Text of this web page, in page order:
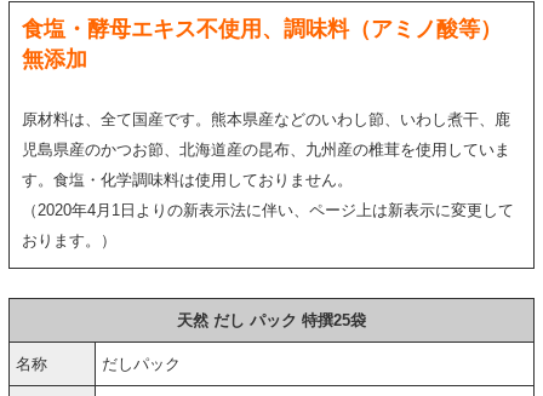
食塩・酵母エキス不使用、調味料（アミノ酸等）
無添加
原材料は、全て国産です。熊本県産などのいわし節、いわし煮干、鹿
児島県産のかつお節、北海道産の昆布、九州産の椎茸を使用していま
す。食塩・化学調味料は使用しておりません。
（2020年4月1日よりの新表示法に伴い、ページ上は新表示に変更して
おります。）
天然 だし パック 特撰25袋
名称 だしパック